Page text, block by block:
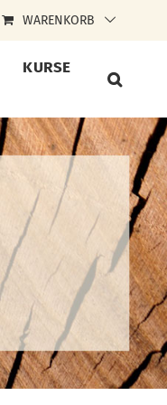
WARENKORB
KURSE